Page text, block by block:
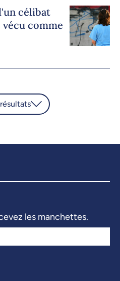
célibat
comme
les manchettes.